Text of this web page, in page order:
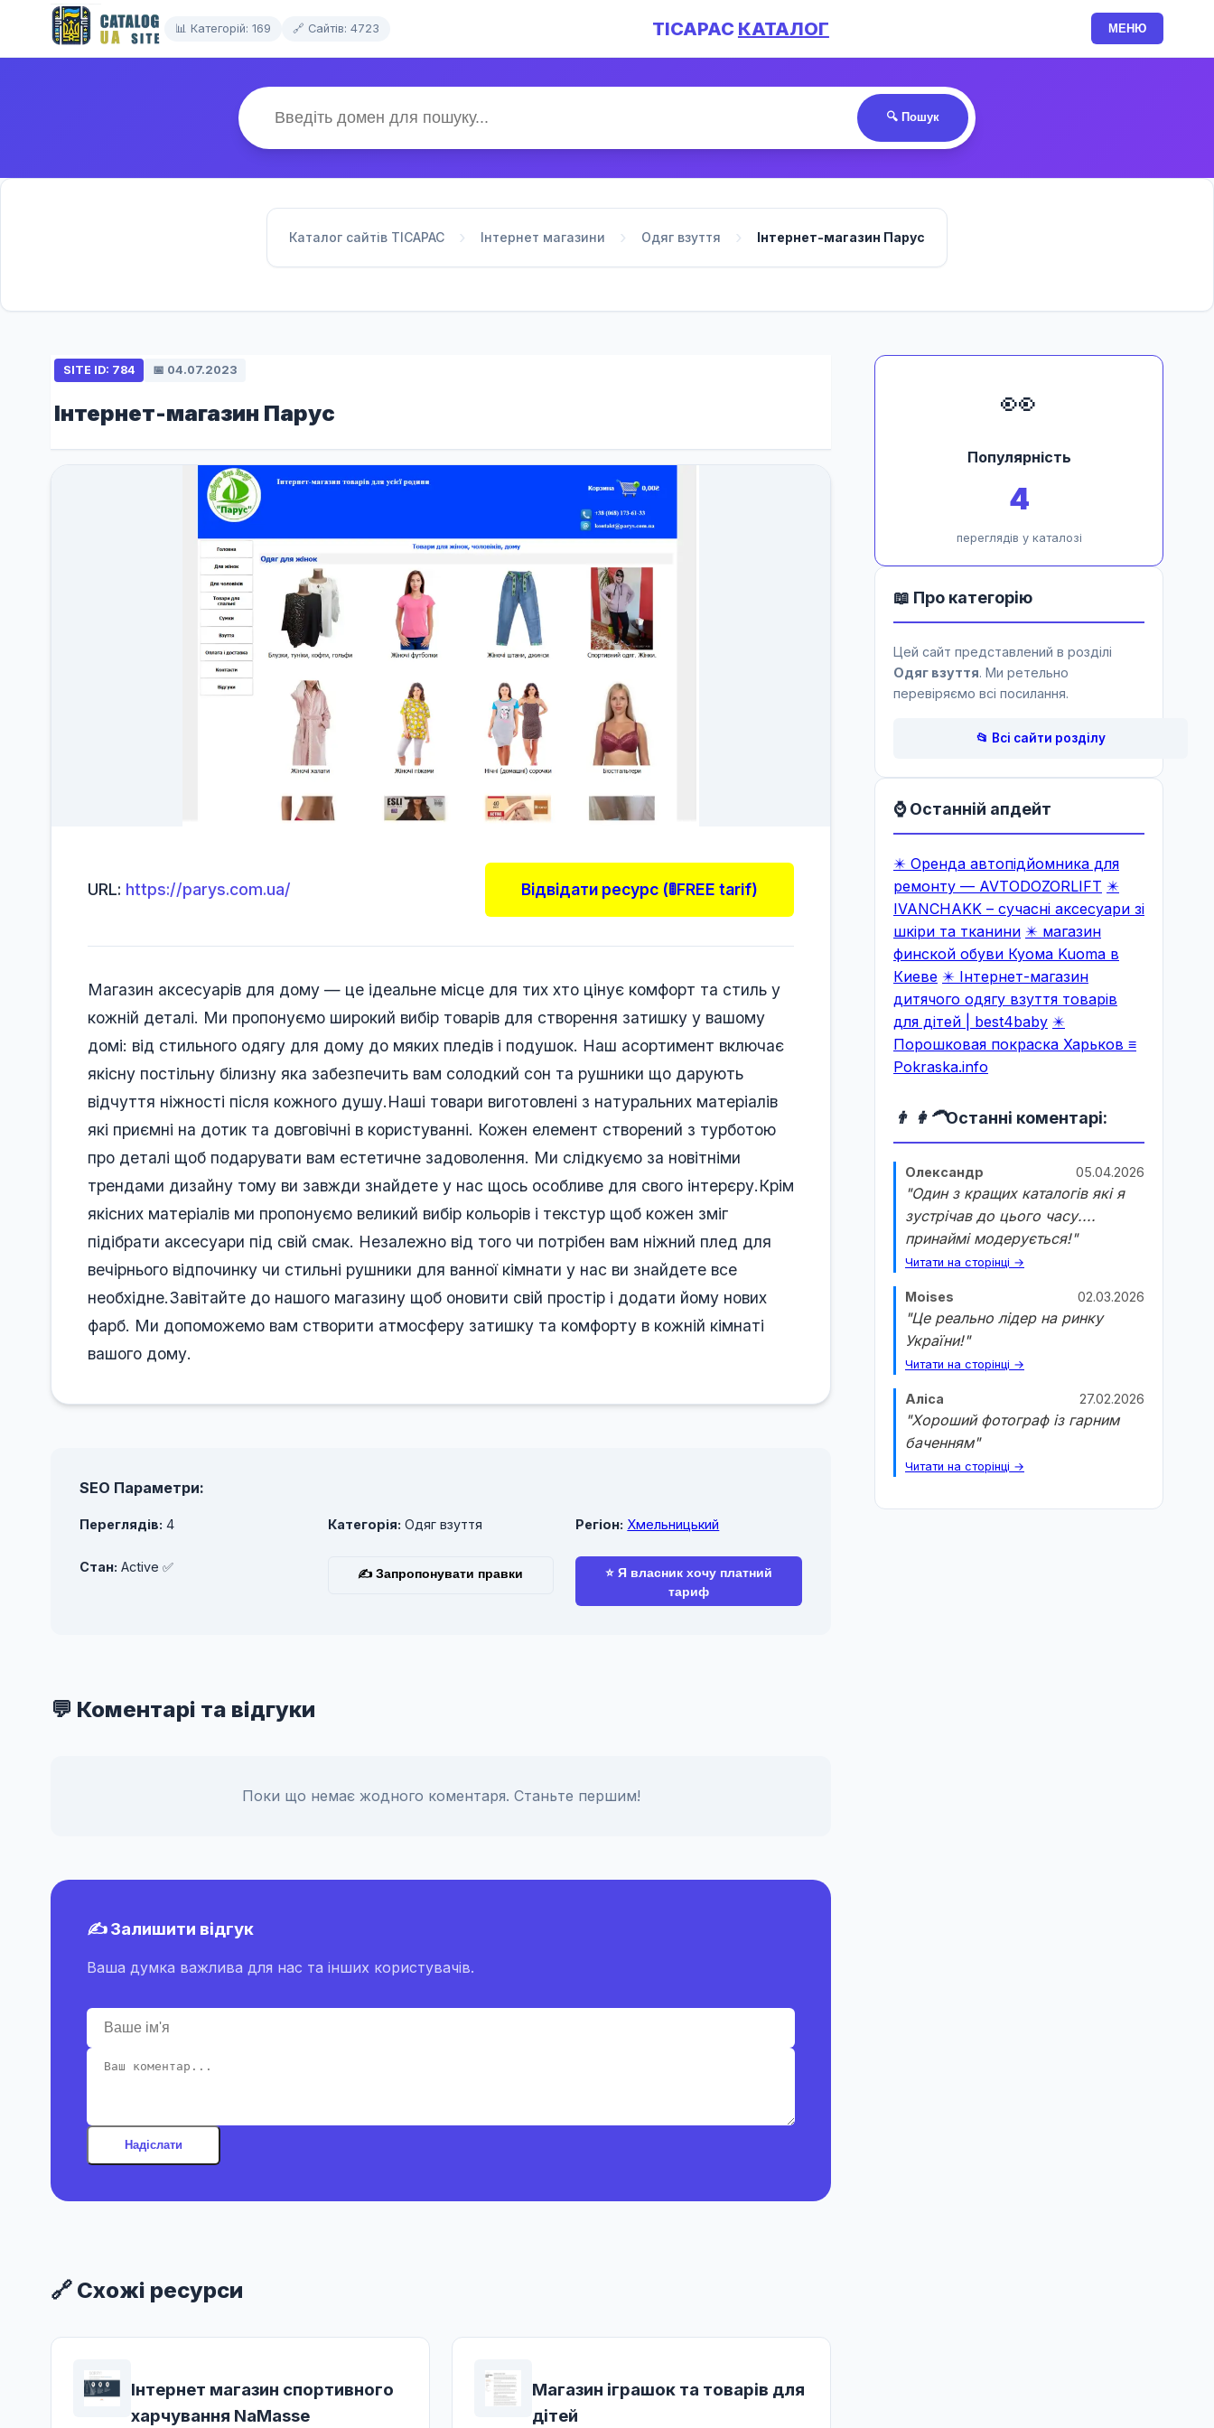
📊 Категорій: 169 🔗 Сайтів: 4723 TICAPAC КАТАЛОГ МЕНЮ
🔍 Пошук
Каталог сайтів TICAPAC Інтернет магазини Одяг взуття Інтернет-магазин Парус
SITE ID: 784 📅 04.07.2023
Інтернет-магазин Парус
URL: https://parys.com.ua/ Відвідати ресурс (🚦FREE tarif)
Магазин аксесуарів для дому — це ідеальне місце для тих хто цінує комфорт та стиль у
кожній деталі. Ми пропонуємо широкий вибір товарів для створення затишку у вашому
домі: від стильного одягу для дому до мяких пледів і подушок. Наш асортимент включає
якісну постільну білизну яка забезпечить вам солодкий сон та рушники що дарують
відчуття ніжності після кожного душу.Наші товари виготовлені з натуральних матеріалів
які приємні на дотик та довговічні в користуванні. Кожен елемент створений з турботою
про деталі щоб подарувати вам естетичне задоволення. Ми слідкуємо за новітніми
трендами дизайну тому ви завжди знайдете у нас щось особливе для свого інтерєру.Крім
якісних матеріалів ми пропонуємо великий вибір кольорів і текстур щоб кожен зміг
підібрати аксесуари під свій смак. Незалежно від того чи потрібен вам ніжний плед для
вечірнього відпочинку чи стильні рушники для ванної кімнати у нас ви знайдете все
необхідне.Завітайте до нашого магазину щоб оновити свій простір і додати йому нових
фарб. Ми допоможемо вам створити атмосферу затишку та комфорту в кожній кімнаті
вашого дому.
SEO Параметри:
Переглядів: 4 Категорія: Одяг взуття Регіон: Хмельницький
Стан: Active ✅ ✍ Запропонувати правки
⭐ Я власник хочу платний
тариф
💬 Коментарі та відгуки
Поки що немає жодного коментаря. Станьте першим!
✍️ Залишити відгук
Ваша думка важлива для нас та інших користувачів.
Надіслати
🔗 Схожі ресурси
Інтернет магазин спортивного
харчування NaMasse
Магазин іграшок та товарів для
дітей
👀
Популярність
4
переглядів у каталозі
📖 Про категорію
Цей сайт представлений в розділі
Одяг взуття. Ми ретельно
перевіряємо всі посилання.
📂 Всі сайти розділу
⌚ Останній апдейт
✴️ Оренда автопідйомника для
ремонту — AVTODOZORLIFT ✴️
IVANCHAKK – сучасні аксесуари зі
шкіри та тканини ✴️ магазин
финской обуви Куома Kuoma в
Киеве ✴️ Інтернет-магазин
дитячого одягу взуття товарів
для дітей | best4baby ✴️
Порошковая покраска Харьков ≡
Pokraska.info
👨 👩‍🦱Останні коментарі:
Олександр 05.04.2026
"Один з кращих каталогів які я
зустрічав до цього часу....
принаймі модерується!"
Читати на сторінці →
Moises 02.03.2026
"Це реально лідер на ринку
України!"
Читати на сторінці →
Аліса 27.02.2026
"Хороший фотограф із гарним
баченням"
Читати на сторінці →